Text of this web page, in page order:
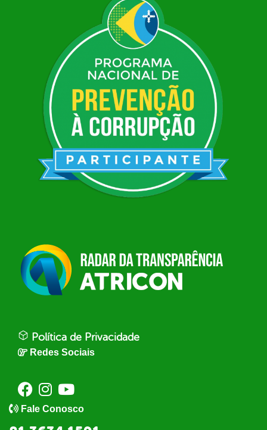
Política de Privacidade
Redes Sociais
Fale Conosco